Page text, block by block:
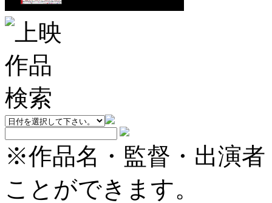
※作品名・監督・出演
ことができます。